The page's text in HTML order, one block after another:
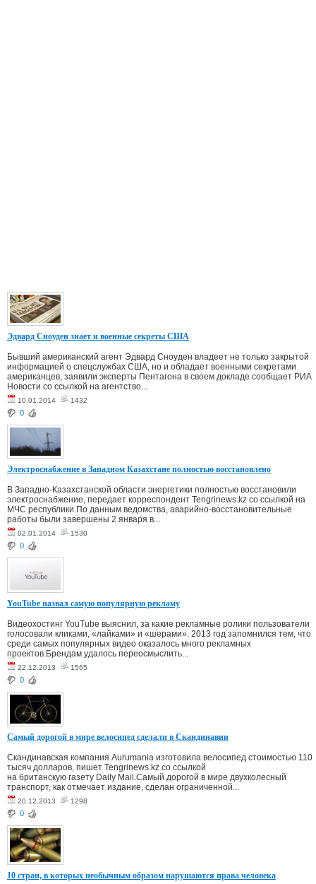
Эдвард Сноуден знает и военные секреты США
Бывший американский агент Эдвард Сноуден владеет не только закрытой
информацией о спецслужбах США, но и обладает военными секретами
американцев, заявили эксперты Пентагона в своем докладе сообщает РИА
Новости со ссылкой на агентство...
10.01.2014 1432
0
Электроснабжение в Западном Казахстане полностью восстановлено
В Западно-Казахстанской области энергетики полностью восстановили
электроснабжение, передает корреспондент Tengrinews.kz со ссылкой на
МЧС республики.По данным ведомства, аварийно-восстановительные
работы были завершены 2 января в...
02.01.2014 1530
0
YouTube назвал самую популярную рекламу
Видеохостинг YouTube выяснил, за какие рекламные ролики пользователи
голосовали кликами, «лайками» и «шерами». 2013 год запомнился тем, что
среди самых популярных видео оказалось много рекламных
проектов.Брендам удалось переосмыслить...
22.12.2013 1565
0
Самый дорогой в мире велосипед сделали в Скандинавии
Скандинавская компания Aurumania изготовила велосипед стоимостью 110
тысяч долларов, пишет Tengrinews.kz со ссылкой
на британскую газету Daily Mail.Самый дорогой в мире двухколесный
транспорт, как отмечает издание, сделан ограниченной...
20.12.2013 1298
0
10 стран, в которых необычным образом нарушаются права человека